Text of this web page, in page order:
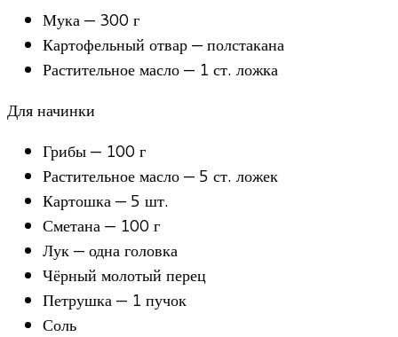
Мука — 300 г
Картофельный отвар — полстакана
Растительное масло — 1 ст. ложка
Для начинки
Грибы — 100 г
Растительное масло — 5 ст. ложек
Картошка — 5 шт.
Сметана — 100 г
Лук — одна головка
Чёрный молотый перец
Петрушка — 1 пучок
Соль